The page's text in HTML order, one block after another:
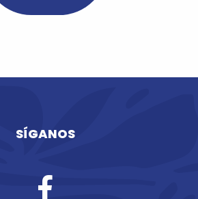
SÍGANOS